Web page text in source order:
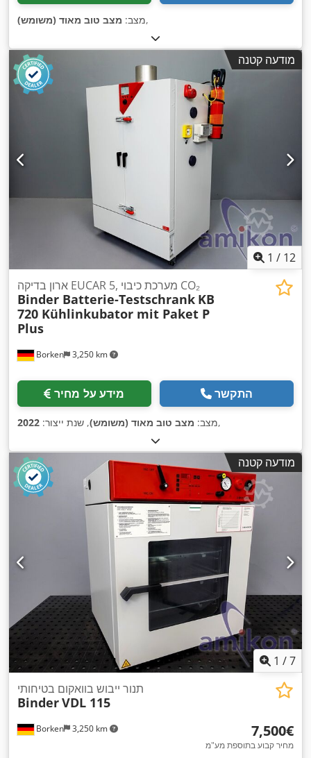
מצב: מצב טוב מאוד (משומש) ,
מודעה קטנה
1 / 12
Borken 3,250 km
ארון בדיקה EUCAR 5, מערכת כיבוי CO₂
Binder Batterie-Testschrank KB
720 Kühlinkubator mit Paket P
Plus
מידע על מחיר התקשר
מצב: מצב טוב מאוד (משומש), שנת ייצור: 2022 ,
מודעה קטנה
1 /7
Borken 3,250 km
תנור ייבוש בוואקום בטיחותי
BinderVDL 115
‏7,500 ‏€
מחיר קבוע בתוספת מע"מ